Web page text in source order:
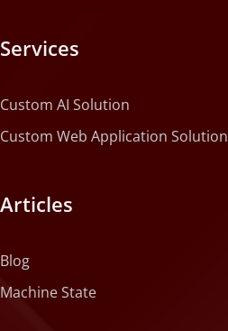
Services
Custom AI Solution
Custom Web Application Solution
Articles
Blog
Machine State